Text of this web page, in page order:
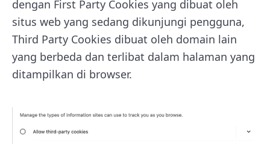
dengan First Party Cookies yang dibuat oleh
situs web yang sedang dikunjungi pengguna,
Third Party Cookies dibuat oleh domain lain
yang berbeda dan terlibat dalam halaman yang
ditampilkan di browser.